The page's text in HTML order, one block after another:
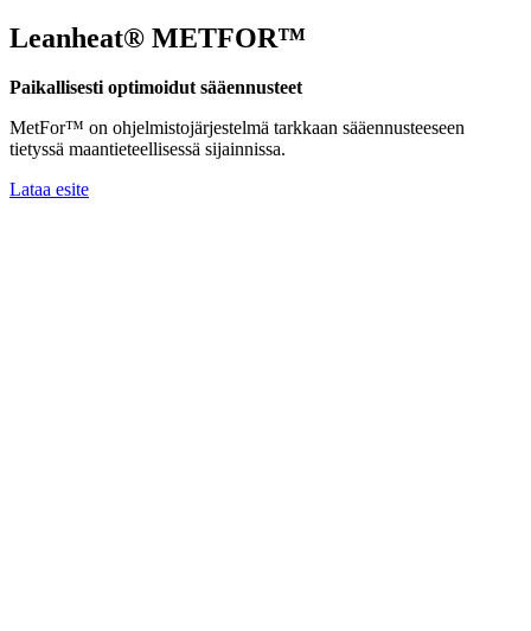
Leanheat® METFOR™
Paikallisesti optimoidut sääennusteet
MetFor™ on ohjelmistojärjestelmä tarkkaan sääennusteeseen
tietyssä maantieteellisessä sijainnissa.
Lataa esite